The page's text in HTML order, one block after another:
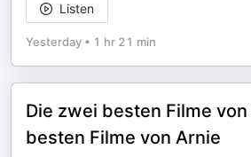
Listen
Yesterday • 1 hr 21 min
Die zwei besten Filme
besten Filme von Arnie